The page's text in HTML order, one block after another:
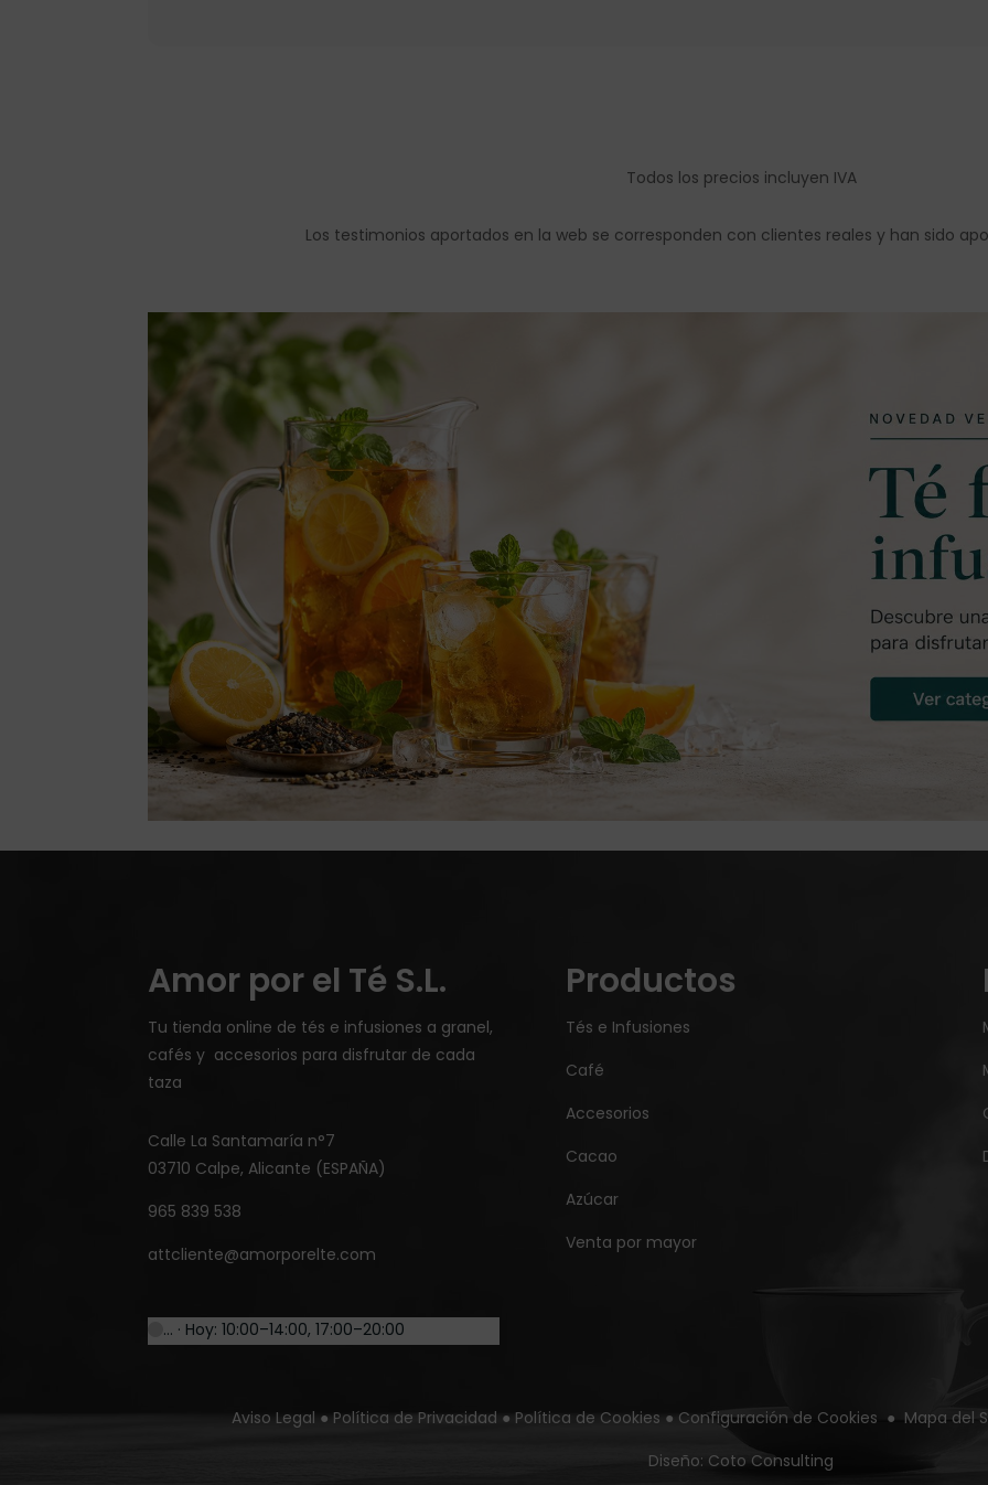
Todos los precios incluyen IVA
Los testimonios aportados en la web se corresponden con clientes reales y han sido
Amor por el Té S.L.
Tu tienda online de tés e infusiones a granel,
cafés y accesorios para disfrutar de cada
taza
Calle La Santamaría n°7
03710 Calpe, Alicante (ESPAÑA)
965 839 538
attcliente@amorporelte.com
… · Hoy: 10:00–14:00, 17:00–20:00
Productos
Tés e Infusiones
Café
Accesorios
Cacao
Azúcar
Venta por mayor
Aviso Legal ● Política de Privacidad ● Política de Cookies ● Configuración de Cookies ● Mapa del
Diseño: Coto Consulting